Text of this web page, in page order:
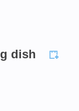
dish